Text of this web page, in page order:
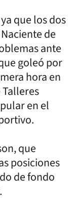
que los dos
de
ante
goleó por
hora en
en el
que
posiciones
de fondo